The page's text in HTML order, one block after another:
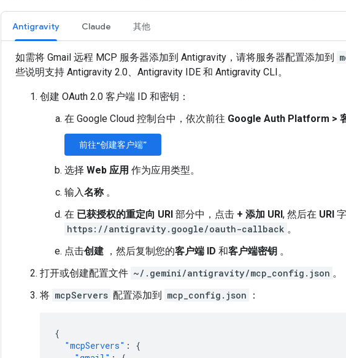
Antigravity Claude 其他
如需将 Gmail 远程 MCP 服务器添加到 Antigravity，请将服务器配置添加到
些说明支持 Antigravity 2.0、Antigravity IDE 和 Antigravity CLI。
创建 OAuth 2.0 客户端 ID 和密钥：
在 Google Cloud 控制台中，依次前往 Google Auth Platform >
前往“创建客户端”
选择 Web 应用 作为应用类型。
输入名称。
在 已获授权的重定向 URI 部分中，点击 + 添加 URI, 然后在 URI
https://antigravity.google/oauth-callback 。
点击创建 ，然后复制您的客户端 ID 和客户端密钥 。
打开或创建配置文件 ~/.gemini/antigravity/mcp_config.json 。
将 mcpServers 配置添加到 mcp_config.json ：
{
"mcpServers" :
{